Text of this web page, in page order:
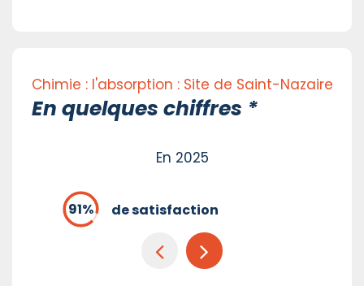
Chimie : l'absorption : Site de Saint-Nazaire
En quelques chiffres *
En 2025
de satisfaction